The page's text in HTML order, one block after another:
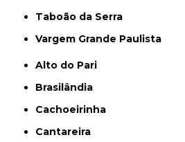
Taboão da Serra
Vargem Grande Paulista
Alto do Pari
Brasilândia
Cachoeirinha
Cantareira